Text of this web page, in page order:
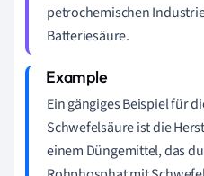
petrochemischen
Batteriesäure.
Ein gängiges Beispiel für
Schwefelsäure ist die
einem Düngemittel, das